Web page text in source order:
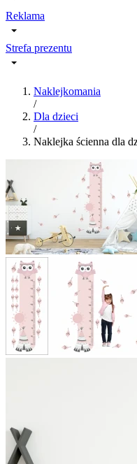
Reklama
Strefa prezentu
Naklejkomania
/
Dla dzieci
/
Naklejka ścienna dla